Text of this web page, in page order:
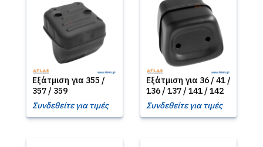
Εξάτμιση για 355 /
357 / 359
Συνδεθείτε για τιμές
Εξάτμιση για 36 / 41 /
136 / 137 / 141 / 142
Συνδεθείτε για τιμές